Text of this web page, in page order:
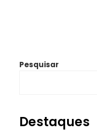
Pesquisar
Destaques